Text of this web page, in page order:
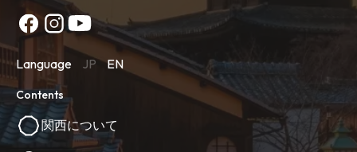
Language JP EN
Contents
関西について